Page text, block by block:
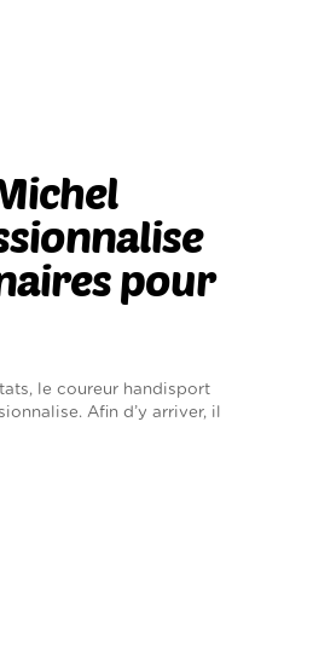
pour
le coureur handisport
Afin d’y arriver, il